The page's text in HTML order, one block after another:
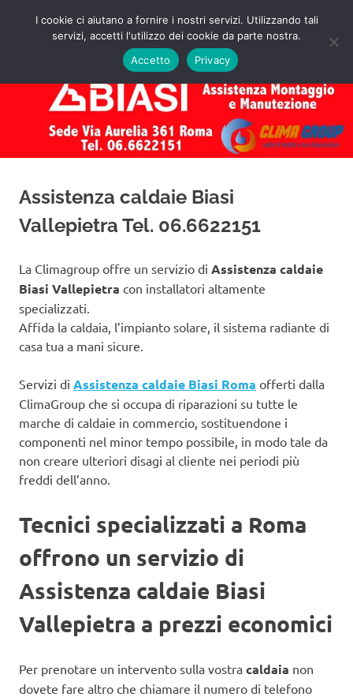
Assistenza
Caldaie
Biasi
Roma
Preventivo!
MENU
Assistenza caldaie Biasi
Vallepietra Tel. 06.6622151
La Climagroup offre un servizio di Assistenza caldaie
Biasi Vallepietra con installatori altamente
specializzati.
Affida la caldaia, l’impianto solare, il sistema radiante di
casa tua a mani sicure.
Servizi di Assistenza caldaie Biasi Roma offerti dalla
ClimaGroup che si occupa di riparazioni su tutte le
marche di caldaie in commercio, sostituendone i
componenti nel minor tempo possibile, in modo tale da
non creare ulteriori disagi al cliente nei periodi più
freddi dell’anno.
Tecnici specializzati a Roma
offrono un servizio di
Assistenza caldaie Biasi
Vallepietra a prezzi economici
Per prenotare un intervento sulla vostra caldaia non
dovete fare altro che chiamare il numero di telefono
I cookie ci aiutano a fornire i nostri servizi. Utilizzando tali
servizi, accetti l'utilizzo dei cookie da parte nostra.
Accetto
Privacy